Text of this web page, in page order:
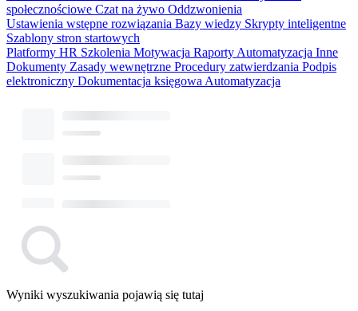
społecznościowe Czat na żywo Oddzwonienia
Ustawienia wstępne rozwiązania Bazy wiedzy Skrypty inteligentne
Szablony stron startowych
Platformy HR Szkolenia Motywacja Raporty Automatyzacja Inne
Dokumenty Zasady wewnętrzne Procedury zatwierdzania Podpis
elektroniczny Dokumentacja księgowa Automatyzacja
Wyniki wyszukiwania pojawią się tutaj